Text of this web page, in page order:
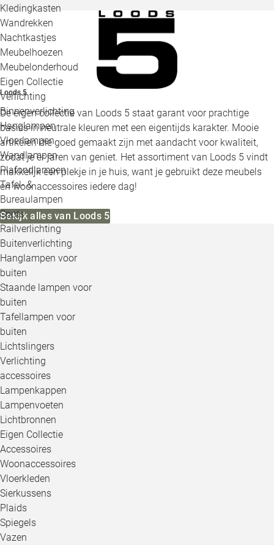
Kledingkasten
Wandrekken
Nachtkastjes
Meubelhoezen
Meubelonderhoud
Eigen Collectie
Verlichting
Binnenverlichting
Hanglampen
Vloerlampen
Wandlampen
Plafondlampen
Tafel- &
Bureaulampen
Spots
Railverlichting
Buitenverlichting
Hanglampen voor
buiten
Staande lampen voor
buiten
Tafellampen voor
buiten
Lichtslingers
Verlichting
accessoires
Lampenkappen
Lampenvoeten
Lichtbronnen
Eigen Collectie
Accessoires
Woonaccessoires
Vloerkleden
Sierkussens
Plaids
Spiegels
Vazen
Loods 5
De eigen collectie van Loods 5 staat garant voor prachtige
basics in neutrale kleuren met een eigentijds karakter. Mooie
artikelen die goed gemaakt zijn met aandacht voor kwaliteit,
zodat je er jaren van geniet. Het assortiment van Loods 5 vindt
makkelijk een plekje in je huis, want je gebruikt deze meubels
en woonaccessoires iedere dag!
Bekijk alles van Loods 5